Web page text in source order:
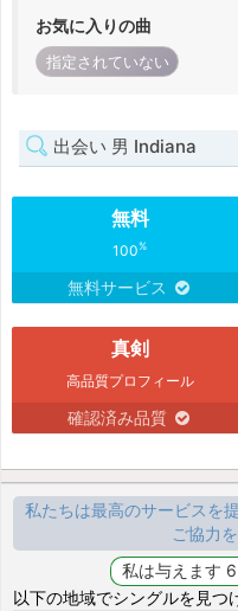
お気に入りの曲
指定されていない
出会い 男 Indiana
無料
100%
無料サービス
真剣
高品質プロフィール
確認済み品質
私たちは最高のサービスを
ご協力
以下の地域でシングルを見つ